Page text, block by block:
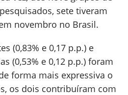
sete tiveram
novembro no Brasil.
(0,83% e 0,17 p.p.) e
(0,53% e 0,12 p.p.) foram
forma mais expressiva o
os dois contribuíram com